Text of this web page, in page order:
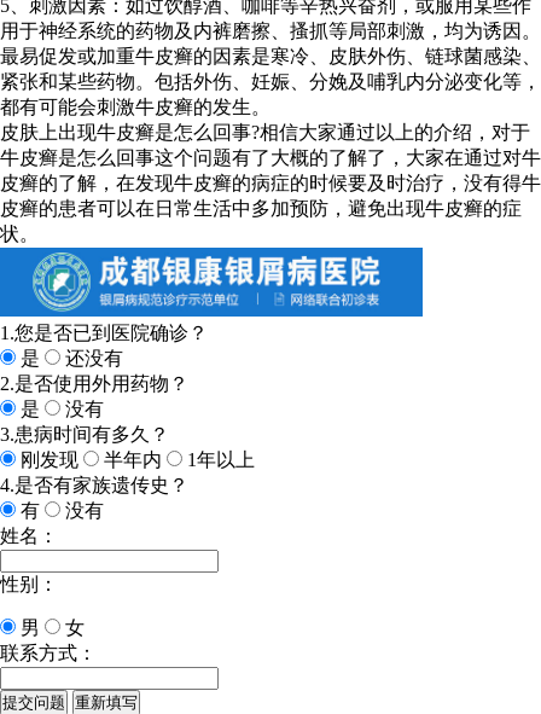
5、刺激因素：如过饮醇酒、咖啡等辛热兴奋剂，或服用某些作
用于神经系统的药物及内裤磨擦、搔抓等局部刺激，均为诱因。
最易促发或加重牛皮癣的因素是寒冷、皮肤外伤、链球菌感染、
紧张和某些药物。包括外伤、妊娠、分娩及哺乳内分泌变化等，
都有可能会刺激牛皮癣的发生。
皮肤上出现牛皮癣是怎么回事?相信大家通过以上的介绍，对于
牛皮癣是怎么回事这个问题有了大概的了解了，大家在通过对牛
皮癣的了解，在发现牛皮癣的病症的时候要及时治疗，没有得牛
皮癣的患者可以在日常生活中多加预防，避免出现牛皮癣的症
状。
1.您是否已到医院确诊？
是
还没有
2.是否使用外用药物？
是
没有
3.患病时间有多久？
刚发现
半年内
1年以上
4.是否有家族遗传史？
有
没有
姓名：
性别：
男
女
联系方式：